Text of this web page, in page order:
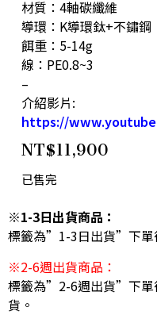
材質：4軸碳纖維
導環：K導環鈦+不鏽鋼
餌重：5-14g
線：PE0.8~3
–
介紹影片:
https://
NT$11,900
已售完
※1-3日出貨商品：
標籤為”1-3日出貨”下單
※2-6週出貨商品：
標籤為”2-6週出貨”下單
貨。